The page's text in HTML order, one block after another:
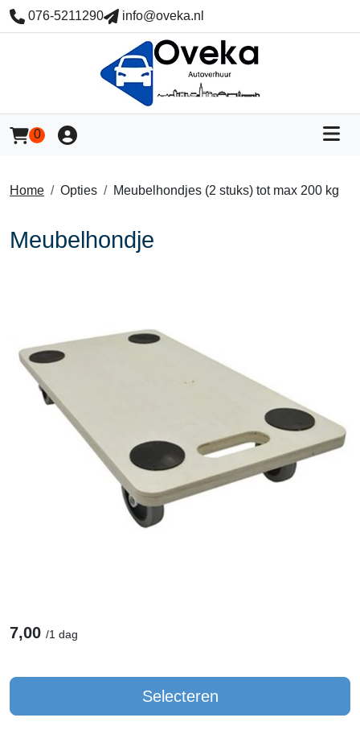
076-5211290 info@oveka.nl
Naar winkelwagen pagina
0 Log je in of meld je aan
Home Opties Meubelhondjes (2 stuks) tot max 200 kg
Meubelhondje
7,00 /1 dag
Selecteren